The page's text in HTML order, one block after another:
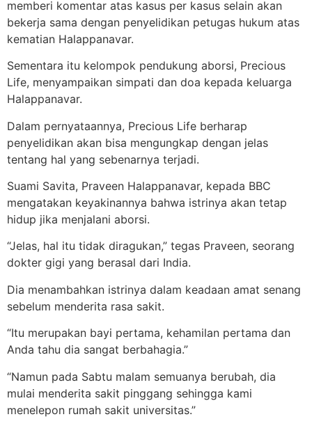
memberi komentar atas kasus per kasus selain akan
bekerja sama dengan penyelidikan petugas hukum atas
kematian Halappanavar.
Sementara itu kelompok pendukung aborsi, Precious
Life, menyampaikan simpati dan doa kepada keluarga
Halappanavar.
Dalam pernyataannya, Precious Life berharap
penyelidikan akan bisa mengungkap dengan jelas
tentang hal yang sebenarnya terjadi.
Suami Savita, Praveen Halappanavar, kepada BBC
mengatakan keyakinannya bahwa istrinya akan tetap
hidup jika menjalani aborsi.
“Jelas, hal itu tidak diragukan,” tegas Praveen, seorang
dokter gigi yang berasal dari India.
Dia menambahkan istrinya dalam keadaan amat senang
sebelum menderita rasa sakit.
“Itu merupakan bayi pertama, kehamilan pertama dan
Anda tahu dia sangat berbahagia.”
“Namun pada Sabtu malam semuanya berubah, dia
mulai menderita sakit pinggang sehingga kami
menelepon rumah sakit universitas.”